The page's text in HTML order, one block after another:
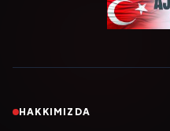
HAKKIMIZDA